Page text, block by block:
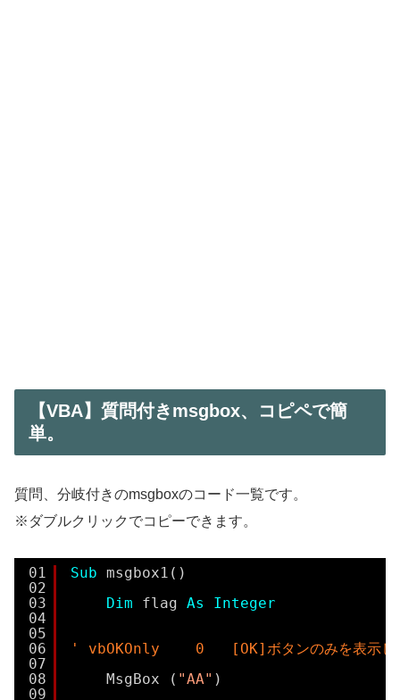
【VBA】質問付きmsgbox、コピペで簡
単。
質問、分岐付きのmsgboxのコード一覧です。
※ダブルクリックでコピーできます。
01
02
03
04
05
06
07
08
09
Sub msgbox1()
Dim
flag As Integer
' vbOKOnly    0   [OK]ボタンのみを表示し
MsgBox ( "AA" )